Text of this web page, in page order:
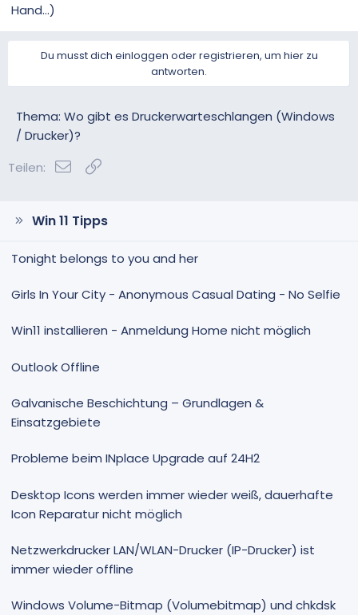
Hand...)
Du musst dich einloggen oder registrieren, um hier zu
antworten.
Thema: Wo gibt es Druckerwarteschlangen (Windows
/ Drucker)?
Teilen:
E-Mail
Win 11 Tipps
Tonight belongs to you and her
Girls In Your City - Anonymous Casual Dating - No Selfie
Win11 installieren - Anmeldung Home nicht möglich
Outlook Offline
Galvanische Beschichtung – Grundlagen &
Einsatzgebiete
Probleme beim INplace Upgrade auf 24H2
Desktop Icons werden immer wieder weiß, dauerhafte
Icon Reparatur nicht möglich
Netzwerkdrucker LAN/WLAN-Drucker (IP-Drucker) ist
immer wieder offline
Windows Volume-Bitmap (Volumebitmap) und chkdsk